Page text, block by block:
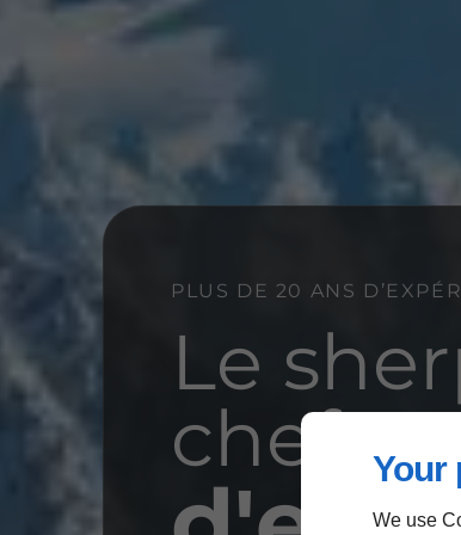
Your
We use
PLUS DE 20 ANS
Le
chef